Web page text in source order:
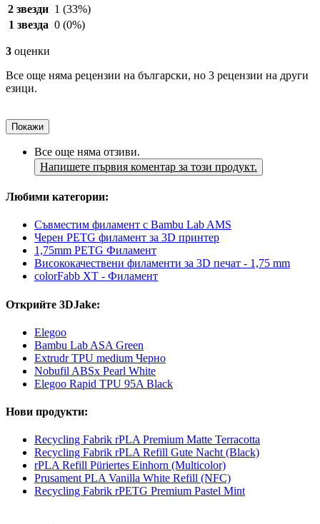
2 звезди 1 (33%)
1 звезда 0 (0%)
3 оценки
Все още няма рецензии на български, но 3 рецензии на други
езици.
Покажи
Все още няма отзиви.
Напишете първия коментар за този продукт.
Любими категории:
Съвместим филамент с Bambu Lab AMS
Черен PETG филамент за 3D принтер
1,75mm PETG Филамент
Висококачествени филаменти за 3D печат - 1,75 mm
colorFabb XT - Филамент
Открийте 3DJake:
Elegoo
Bambu Lab ASA Green
Extrudr TPU medium Черно
Nobufil ABSx Pearl White
Elegoo Rapid TPU 95A Black
Нови продукти:
Recycling Fabrik rPLA Premium Matte Terracotta
Recycling Fabrik rPLA Refill Gute Nacht (Black)
rPLA Refill Püriertes Einhorn (Multicolor)
Prusament PLA Vanilla White Refill (NFC)
Recycling Fabrik rPETG Premium Pastel Mint